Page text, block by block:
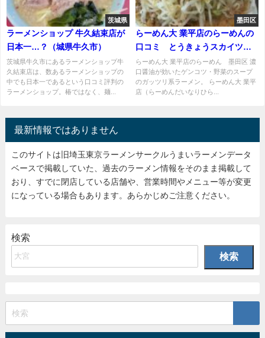
茨城県
ラーメンショップ 牛久結束店が
日本一…？（城県牛久市）
茨城県牛久市にあるラーメンショップ牛
久結束店は、数あるラーメンショップの
中でも日本一であるという口コミ評判の
ラーメンショップ。椿ではなく、麺...
墨田区
らーめん大 業平店のらーめんの
口コミ とうきょうスカイツリ
ー駅から徒歩2分
らーめん大 業平店のらーめん 墨田区 濃
口醤油が効いたゲンコツ・野菜のスープ
のガッツリ系ラーメン。 らーめん大 業平
店（らーめんだいなりひら...
最新情報ではありません
このサイトは旧埼玉東京ラーメンサークルうまいラーメンデータ
ベースで掲載していた、過去のラーメン情報をそのまま掲載して
おり、すでに閉店している店舗や、営業時間やメニュー等が変更
になっている場合もあります。あらかじめご注意ください。
検索
検索